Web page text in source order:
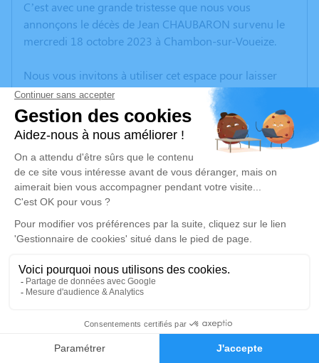
Faire-part Hommages
C’est avec une grande tristesse que nous vous
annonçons le décès de Jean CHAUBARON survenu le
mercredi 18 octobre 2023 à Chambon-sur-Voueize.
Nous vous invitons à utiliser cet espace pour laisser
vos condoléances, partager des photos souvenirs, une
anecdote ou exprimer vos pensées à travers des
poèmes ou des textes. Cet endroit est un lieu
d'expression dédié à honorer la mémoire de Jean
CHAUBARON.
Un service de plantation d’arbre hommage est
disponible ici.
Je rends hommage
Cérémonie religieuse
Église de Nouhant
23170 Nouhant